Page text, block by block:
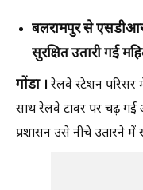
बलरामपुर से
सुरक्षित उतारी गई
गोंडा । रेलवे स्टेशन परिसर
साथ रेलवे टावर पर चढ़
प्रशासन उसे नीचे उतारने